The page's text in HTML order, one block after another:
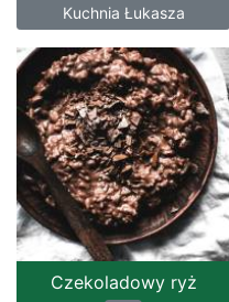
Kuchnia Łukasza
Czekoladowy ryż